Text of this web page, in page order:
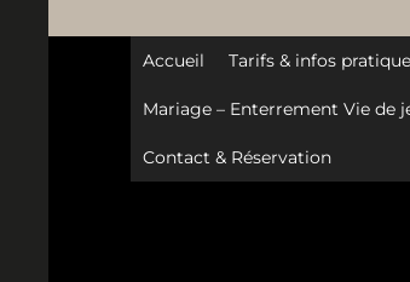
Accueil Tarifs & infos
Mariage – Enterrement Vie de
Contact & Réservation